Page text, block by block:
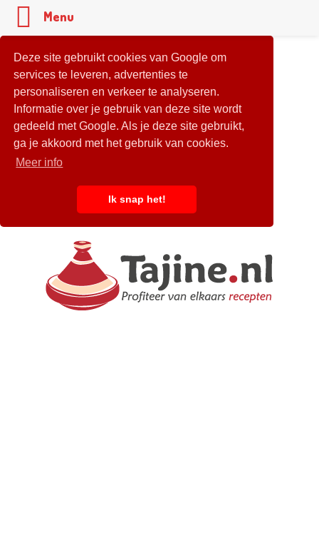
Deze site gebruikt cookies van Google om
services te leveren, advertenties te
personaliseren en verkeer te analyseren.
Informatie over je gebruik van deze site wordt
gedeeld met Google. Als je deze site gebruikt,
ga je akkoord met het gebruik van cookies.
Meer info
Ik snap het!
Menu